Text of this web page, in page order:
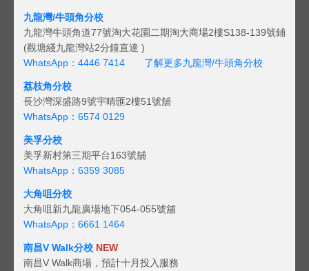
九龍灣/牛頭角分校
九龍灣牛頭角道77號淘大花園二期淘大商場2樓S138-139號鋪
(觀塘綫九龍灣站2分鐘直達 )
WhatsApp：4446 7414
了解更多九龍灣/牛頭角分校
荔枝角分校
長沙灣深盛路9號宇晴匯2樓51號舖
WhatsApp：6574 0129
美孚分校
美孚新村第三期平台163號舖
WhatsApp：6359 3085
大角咀分校
大角咀新九龍廣場地下054-055號舖
WhatsApp：6661 1464
南昌V Walk分校 NEW
南昌V Walk商場，預計十月投入服務